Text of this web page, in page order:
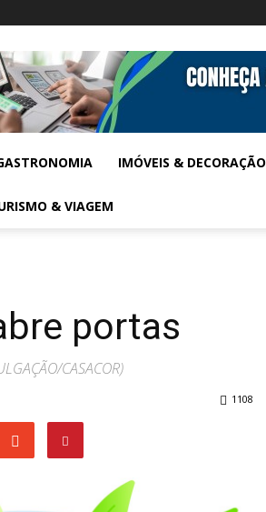
IMÓVEIS & DECORAÇÃO
& VIAGEM
portas
CASACOR)
1108